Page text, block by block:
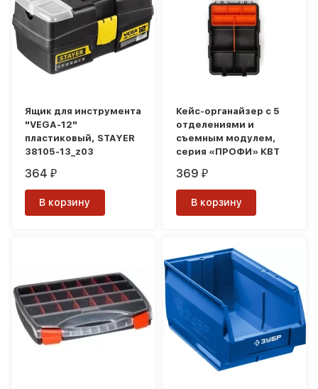
Ящик для инструмента
"VEGA-12"
пластиковый, STAYER
38105-13_z03
364₽
В корзину
Кейс-органайзер с 5
отделениями и
съемным модулем,
серия «ПРОФИ» КВТ
369₽
В корзину